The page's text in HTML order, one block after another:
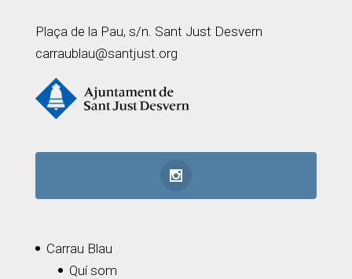
Plaça de la Pau, s/n. Sant Just Desvern
carraublau@santjust.org
Carrau Blau
Quí som